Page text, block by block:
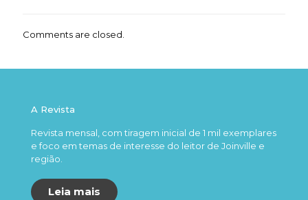
Comments are closed.
A Revista
Revista mensal, com tiragem inicial de 1 mil exemplares
e foco em temas de interesse do leitor de Joinville e
região.
Leia mais